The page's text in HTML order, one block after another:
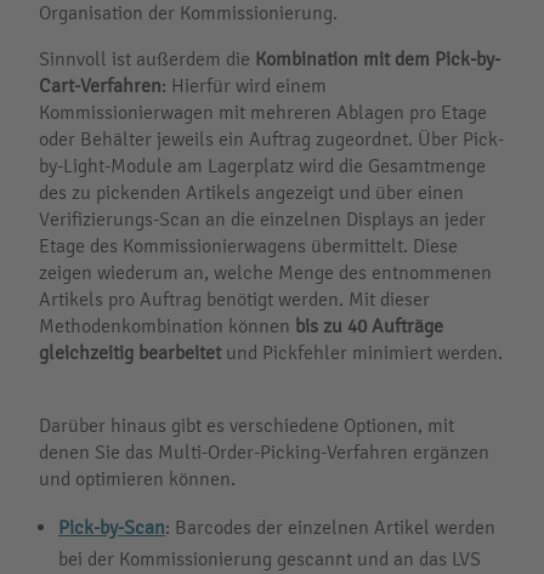
Organisation der Kommissionierung.
Sinnvoll ist außerdem die Kombination mit dem Pick-by-
Cart-Verfahren: Hierfür wird einem
Kommissionierwagen mit mehreren Ablagen pro Etage
oder Behälter jeweils ein Auftrag zugeordnet. Über Pick-
by-Light-Module am Lagerplatz wird die Gesamtmenge
des zu pickenden Artikels angezeigt und über einen
Verifizierungs-Scan an die einzelnen Displays an jeder
Etage des Kommissionierwagens übermittelt. Diese
zeigen wiederum an, welche Menge des entnommenen
Artikels pro Auftrag benötigt werden. Mit dieser
Methodenkombination können bis zu 40 Aufträge
gleichzeitig bearbeitetund Pickfehler minimiert werden.
Darüber hinaus gibt es verschiedene Optionen, mit
denen Sie das Multi-Order-Picking-Verfahren ergänzen
und optimieren können.
Pick-by-Scan: Barcodes der einzelnen Artikel werden
bei der Kommissionierung gescannt und an das LVS